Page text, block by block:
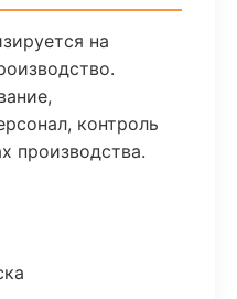
на
контроль
производства.